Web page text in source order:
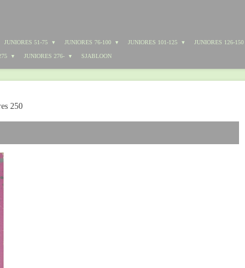
JUNIORES 51-75 JUNIORES 76-100 JUNIORES 101-125 JUNIORES 126-150
JUNIORES 276- SJABLOON
250